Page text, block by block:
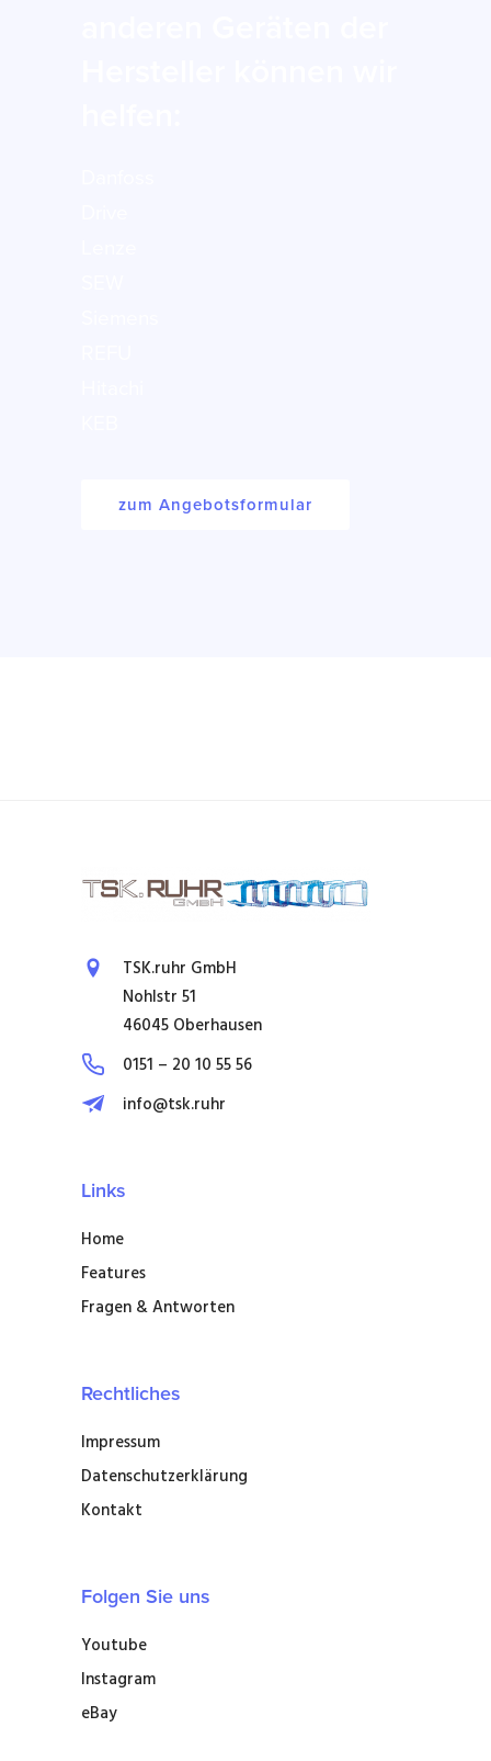
zum Angebotsformular
TSK.ruhr GmbH
Nohlstr 51
46045 Oberhausen
0151 – 20 10 55 56
info@tsk.ruhr
Links
Home
Features
Fragen & Antworten
Rechtliches
Impressum
Datenschutzerklärung
Kontakt
Folgen Sie uns
Youtube
Instagram
eBay